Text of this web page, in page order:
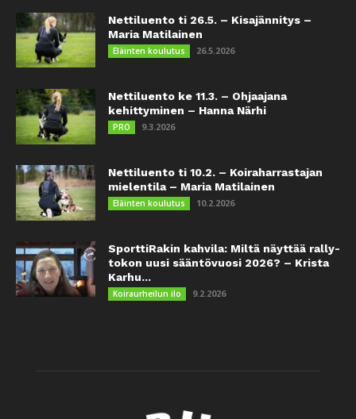
Nettiluento ti 26.5. – Kisajännitys –
Maria Matilainen
Eläinten koulutus 26.5.2026
Nettiluento ke 11.3. – Ohjaajana
kehittyminen – Hanna Närhi
PRO 9.3.2026
Nettiluento ti 10.2. – Koiraharrastajan
mielentila – Maria Matilainen
Eläinten koulutus 10.2.2026
SporttiRakin kahvila: Miltä näyttää rally-
tokon uusi sääntövuosi 2026? – Krista
Karhu...
Koiraurheilun ilo 9.2.2026